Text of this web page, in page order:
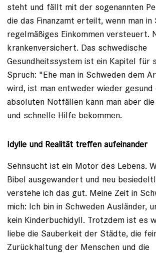
steht und fällt mit der sogenannten
die das Finanzamt erteilt, wenn man in
regelmäßiges Einkommen versteuert.
krankenversichert. Das schwedische
Gesundheitssystem ist ein Kapitel für
Spruch: "Ehe man in Schweden dem
wird, ist man entweder wieder
absoluten Notfällen kann man aber
und schnelle Hilfe bekommen.
Idylle und Realität treffen aufeinander
Sehnsucht ist ein Motor des Lebens.
Bibel ausgewandert und neu
verstehe ich das gut. Meine Zeit in
mich: Ich bin in Schweden Ausländer,
kein Kinderbuchidyll. Trotzdem ist es
liebe die Sauberkeit der Städte, die
Zurückhaltung der Menschen und die